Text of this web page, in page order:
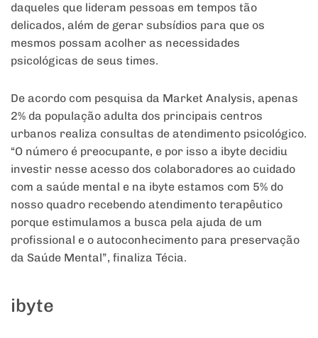
daqueles que lideram pessoas em tempos tão
delicados, além de gerar subsídios para que os
mesmos possam acolher as necessidades
psicológicas de seus times.
De acordo com pesquisa da Market Analysis, apenas
2% da população adulta dos principais centros
urbanos realiza consultas de atendimento psicológico.
“O número é preocupante, e por isso a ibyte decidiu
investir nesse acesso dos colaboradores ao cuidado
com a saúde mental e na ibyte estamos com 5% do
nosso quadro recebendo atendimento terapêutico
porque estimulamos a busca pela ajuda de um
profissional e o autoconhecimento para preservação
da Saúde Mental”, finaliza Técia.
ibyte